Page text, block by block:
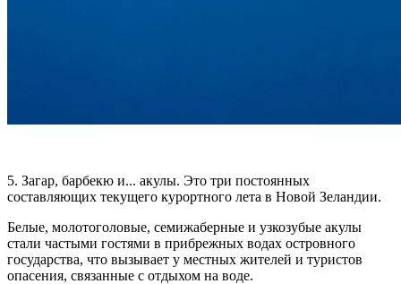
5. Загар, барбекю и... акулы. Это три постоянных
составляющих текущего курортного лета в Новой Зеландии.
Белые, молотоголовые, семижаберные и узкозубые акулы
стали частыми гостями в прибрежных водах островного
государства, что вызывает у местных жителей и туристов
опасения, связанные с отдыхом на воде.